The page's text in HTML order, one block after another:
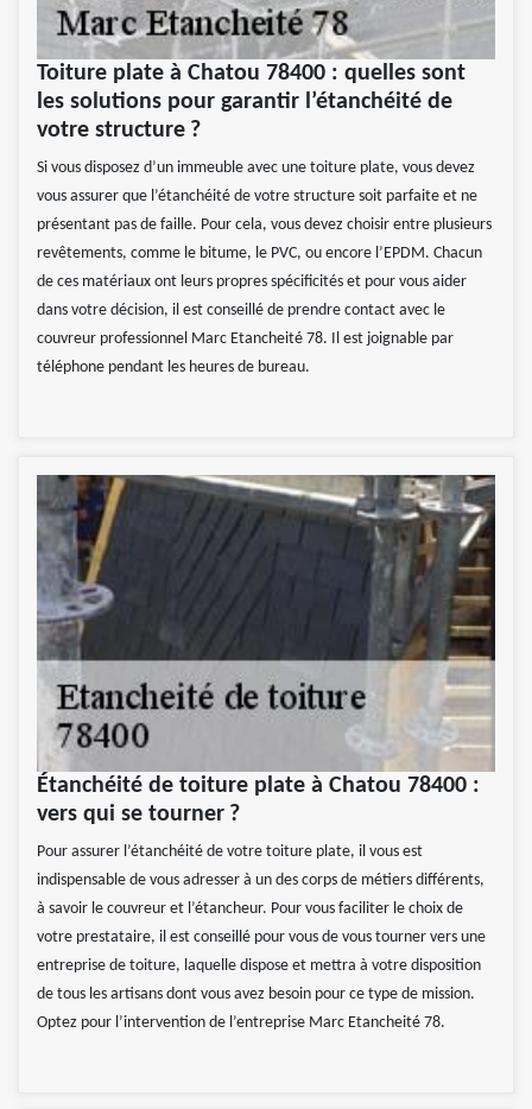
Toiture plate à Chatou 78400 : quelles sont
les solutions pour garantir l’étanchéité de
votre structure ?
Si vous disposez d’un immeuble avec une toiture plate, vous devez
vous assurer que l’étanchéité de votre structure soit parfaite et ne
présentant pas de faille. Pour cela, vous devez choisir entre plusieurs
revêtements, comme le bitume, le PVC, ou encore l’EPDM. Chacun
de ces matériaux ont leurs propres spécificités et pour vous aider
dans votre décision, il est conseillé de prendre contact avec le
couvreur professionnel Marc Etancheité 78. Il est joignable par
téléphone pendant les heures de bureau.
Étanchéité de toiture plate à Chatou 78400 :
vers qui se tourner ?
Pour assurer l’étanchéité de votre toiture plate, il vous est
indispensable de vous adresser à un des corps de métiers différents,
à savoir le couvreur et l’étancheur. Pour vous faciliter le choix de
votre prestataire, il est conseillé pour vous de vous tourner vers une
entreprise de toiture, laquelle dispose et mettra à votre disposition
de tous les artisans dont vous avez besoin pour ce type de mission.
Optez pour l’intervention de l’entreprise Marc Etancheité 78.